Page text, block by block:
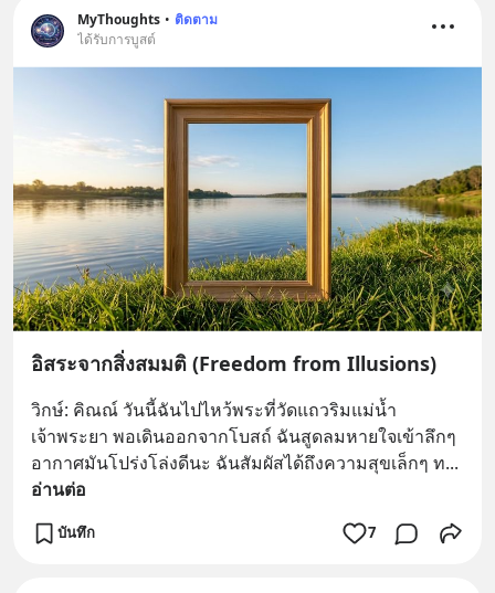
MyThoughts • ติดตาม
ได้รับการบูสต์
อิสระจากสิ่งสมมติ (Freedom from Illusions)
วิกษ์: คิณณ์ วันนี้ฉันไปไหว้พระที่วัดแถวริมแม่น้ำ
เจ้าพระยา พอเดินออกจากโบสถ์ ฉันสูดลมหายใจเข้าลึกๆ
อากาศมันโปร่งโล่งดีนะ ฉันสัมผัสได้ถึงความสุขเล็กๆ ท
อ่านต่อ
บันทึก 7